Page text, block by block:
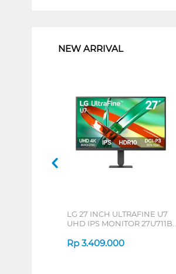
NEW ARRIVAL
LG 27 INCH ULTRAFINE U7
UHD IPS MONITOR 27U711B-
Rp 3.409.000